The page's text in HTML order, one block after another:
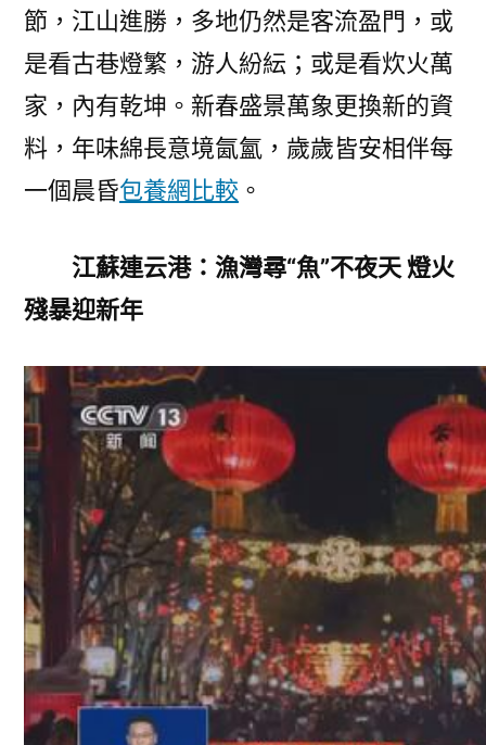
粉”
色
紛
呈〉
節，江山進勝，多地仍然是客流盈門，或
是看古巷燈繁，游人紛紜；或是看炊火萬
家，內有乾坤。新春盛景萬象更換新的資
料，年味綿長意境氤氳，歲歲皆安相伴每
一個晨昏包養網比較 。
江蘇連云港：漁灣尋“魚”不夜天 燈火
殘暴迎新年